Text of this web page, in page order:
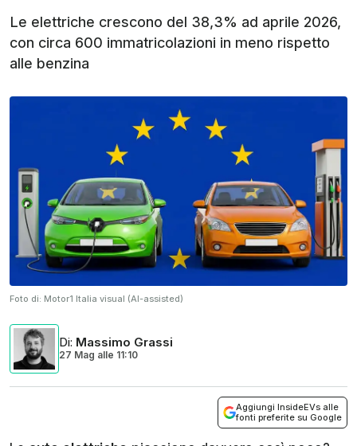
Le elettriche crescono del 38,3% ad aprile 2026,
con circa 600 immatricolazioni in meno rispetto
alle benzina
Foto di: Motor1 Italia visual (AI-assisted)
Di: Massimo Grassi
27 Mag alle 11:10
Aggiungi InsideEVs alle
fonti preferite su Google